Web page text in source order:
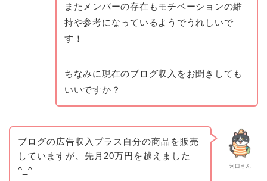
またメンバーの存在もモチベーションの維
持や参考になっているようでうれしいで
す！
ちなみに現在のブログ収入をお聞きしても
いいですか？
河口さん
ブログの広告収入プラス自分の商品を販売
していますが、先月20万円を越えました
^_^